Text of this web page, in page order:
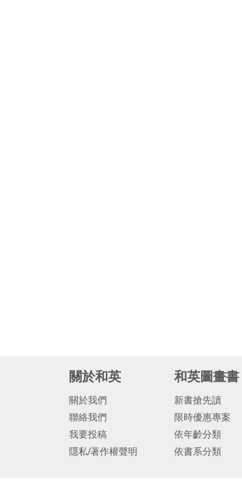
關於和英
關於我們
聯絡我們
我要投稿
隱私/著作權聲明
和英圖畫書
新書搶先讀
限時優惠專案
依年齡分類
依書系分類